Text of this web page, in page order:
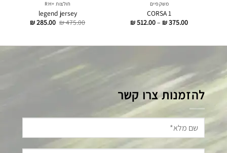
משקפיים
CORSA 1
₪375.00
–
₪512.00 דילוג
חולצות +RH
legend jersey
₪475.00 דילוג
לתוכן
₪285.00 דילוג
להזמנות צרו קשר